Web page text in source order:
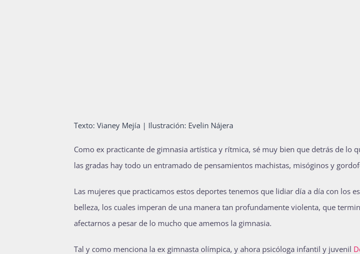
Texto: Vianey Mejía | Ilustración: Evelin Nájera
Como ex practicante de gimnasia artística y rítmica, sé muy bien que detrás de lo
las gradas hay todo un entramado de pensamientos machistas, misóginos y
Las mujeres que practicamos estos deportes tenemos que lidiar día a día con los
belleza, los cuales imperan de una manera tan profundamente violenta, que
afectarnos a pesar de lo mucho que amemos la gimnasia.
Tal y como menciona la ex gimnasta olímpica, y ahora psicóloga infantil y juvenil